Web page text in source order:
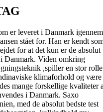
er leveret i Danmark igennem
stået for. Han er kendt
for at det kun er de absolut
Danmark. Viden omkring
,spiller en stor rolle
klimaforhold og være
mange forskellige kvaliteter
i Danmark. Saxo
med de absolut bedste test